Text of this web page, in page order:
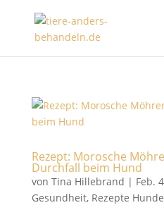
Rezept: Morosche
Durchfall beim Hund
von Tina Hillebrand | Feb.
Gesundheit, Rezepte